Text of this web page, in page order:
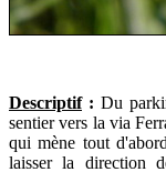
Descriptif: Du
sentier vers la via
qui mène tout
laisser la direction